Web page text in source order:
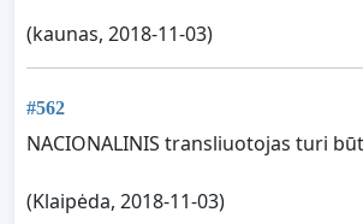
(kaunas, 2018-11-03)
#562
NACIONALINIS transliuotojas turi
(Klaipėda, 2018-11-03)